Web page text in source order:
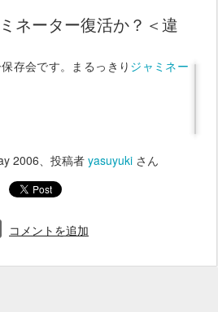
ネーター復活か？＜違
存会です。まるっきり ジャミネー
2006、投稿者 yasuyuki さん
コメントを追加